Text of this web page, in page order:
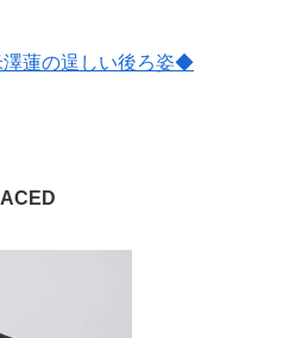
蓮の逞しい後ろ姿◆